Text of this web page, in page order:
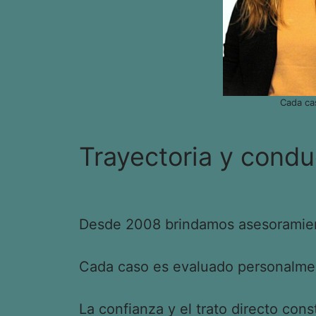
Cada
Trayectoria y
Desde 2008 brindamos
Cada caso es evaluado
La confianza y el trato directo